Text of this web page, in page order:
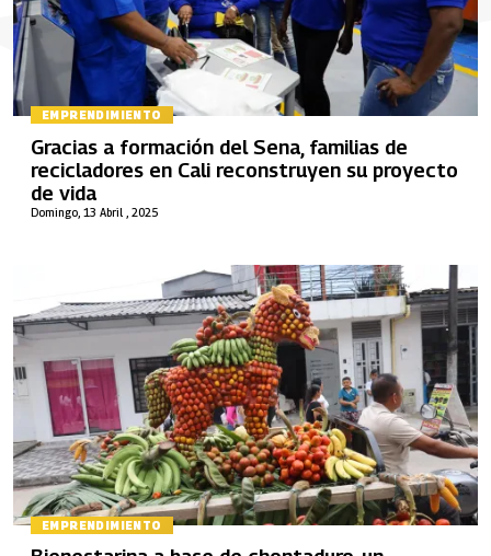
EMPRENDIMIENTO
Domingo, 13 Abril , 2025
Gracias a formación del Sena, familias de
recicladores en Cali reconstruyen su proyecto
de vida
EMPRENDIMIENTO